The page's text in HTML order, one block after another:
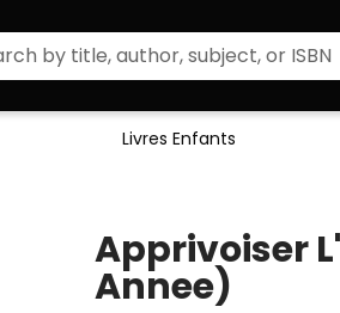
Livres Enfants
Apprivoiser
Annee)